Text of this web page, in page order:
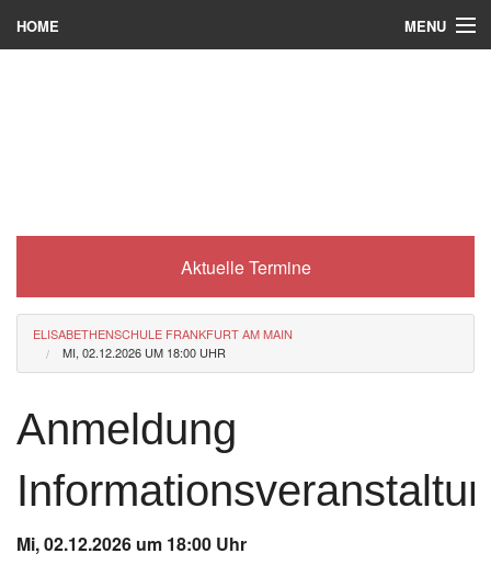
HOME MENU
Eli-Portal
MINT-Angebot
Berufsorientierung
Instagram
Aktuelle Termine
ELISABETHENSCHULE FRANKFURT AM MAIN
MI, 02.12.2026 UM 18:00 UHR
Anmeldung
Mi, 02.12.2026 um 18:00 Uhr